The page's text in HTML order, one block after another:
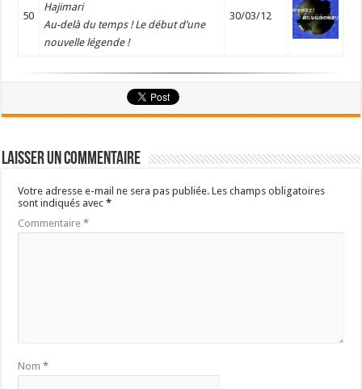
50
Hajimari
Au-delà du temps ! Le début d’une
nouvelle légende !
30/03/12
Laisser un commentaire
Votre adresse e-mail ne sera pas publiée. Les champs obligatoires
sont indiqués avec*
Commentaire*
Nom*